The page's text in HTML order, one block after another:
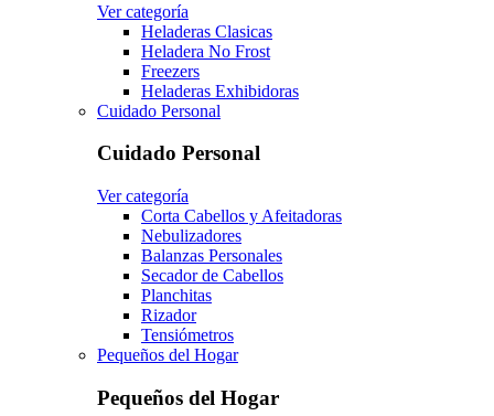
Ver categoría
Heladeras Clasicas
Heladera No Frost
Freezers
Heladeras Exhibidoras
Cuidado Personal
Cuidado Personal
Ver categoría
Corta Cabellos y Afeitadoras
Nebulizadores
Balanzas Personales
Secador de Cabellos
Planchitas
Rizador
Tensiómetros
Pequeños del Hogar
Pequeños del Hogar